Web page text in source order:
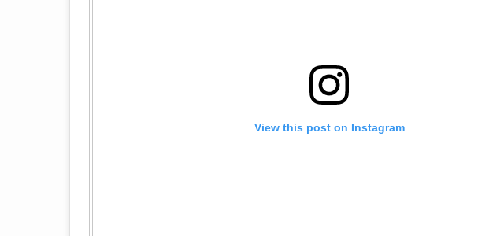
View this post on Instagram